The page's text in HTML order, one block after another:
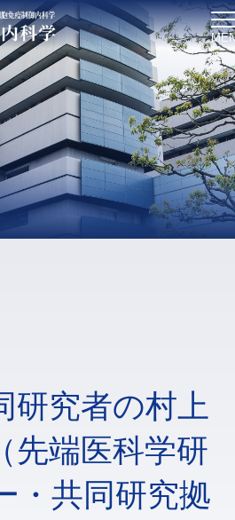
研究者の村上
先端医科学研
・共同研究拠